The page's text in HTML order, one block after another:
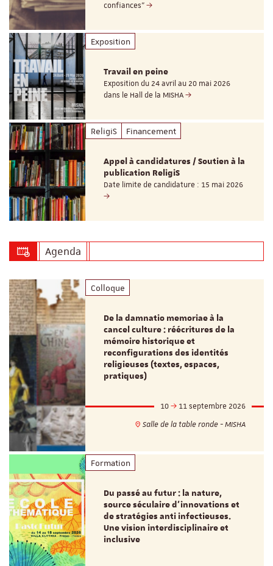
confiances"
Exposition
Travail en peine
Exposition du 24 avril au 20 mai 2026
dans le Hall de la MISHA
ReligiS Financement
Appel à candidatures / Soutien à la
publication ReligiS
Date limite de candidature : 15 mai 2026
Agenda
Colloque
De la damnatio memoriae à la
cancel culture : réécritures de la
mémoire historique et
reconfigurations des identités
religieuses (textes, espaces,
pratiques)
10
11 septembre 2026
Salle de la table ronde - MISHA
Formation
Du passé au futur : la nature,
source séculaire d’innovations et
de stratégies anti infectieuses.
Une vision interdisciplinaire et
inclusive